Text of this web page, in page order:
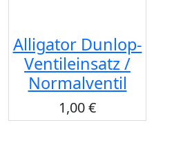
Alligator Dunlop-
Ventileinsatz /
Normalventil
1,00 €